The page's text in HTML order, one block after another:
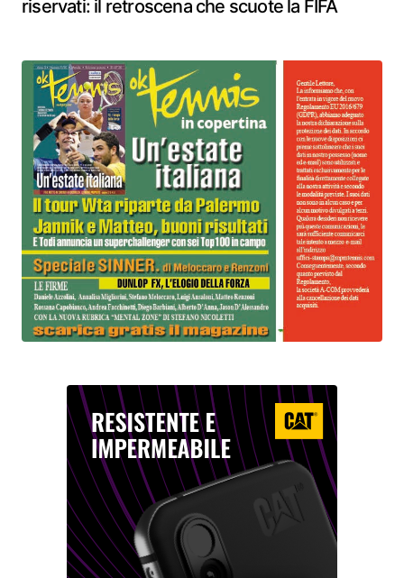
riservati: il retroscena che scuote la FIFA